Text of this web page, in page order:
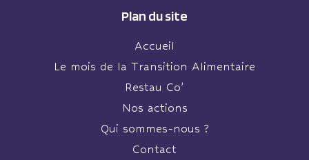
Plan du site
Accueil
Le mois de la Transition Alimentaire
Restau Co’
Nos actions
Qui sommes-nous ?
Contact